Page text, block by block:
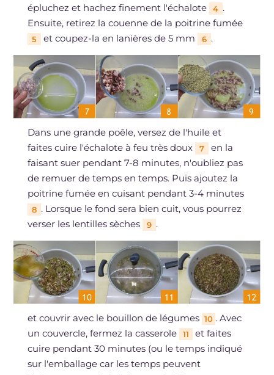
épluchez et hachez finement l'échalote
4 .
Ensuite, retirez la couenne de la poitrine fumée
5 et coupez-la en lanières de 5 mm 6 .
Dans une grande poêle, versez de l'huile et
faites cuire l'échalote à feu très doux
7
en la
faisant suer pendant 7-8 minutes, n'oubliez pas
de remuer de temps en temps. Puis ajoutez la
poitrine fumée en cuisant pendant 3-4 minutes
8 . Lorsque le fond sera bien cuit, vous pourrez
verser les lentilles sèches
9 .
et couvrir avec le bouillon de légumes 10 . Avec
un couvercle, fermez la casserole
11
et faites
cuire pendant 30 minutes (ou le temps indiqué
sur l'emballage car les temps peuvent